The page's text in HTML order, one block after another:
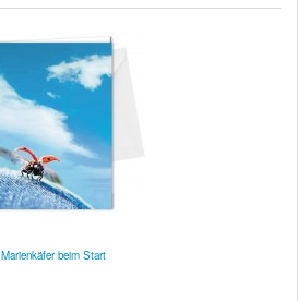
Marienkäfer beim Start